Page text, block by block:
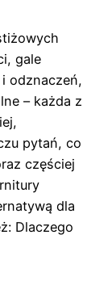
gale
odznaczeń,
– każda z
pytań, co
częściej
dla
Dlaczego